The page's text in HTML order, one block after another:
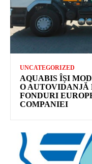
UNCATEGORIZED
AQUABIS ÎȘI
O
FONDURI
COMPANIEI